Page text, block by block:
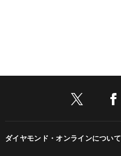
ダイヤモンド・オンラインについて